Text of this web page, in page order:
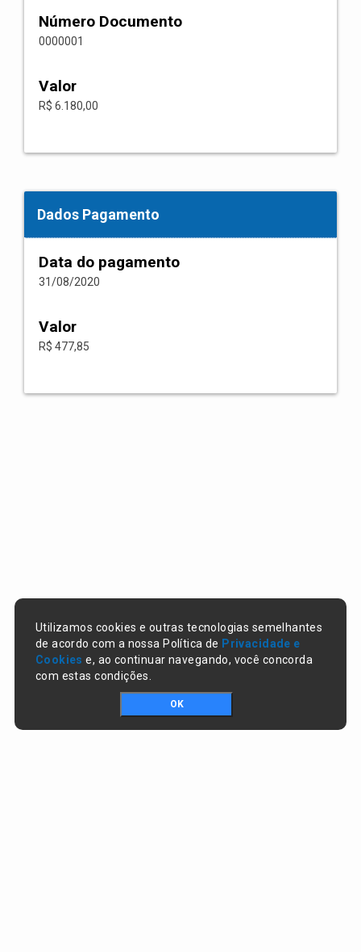
Número Documento
0000001
Valor
R$ 6.180,00
Dados Pagamento
Data do pagamento
31/08/2020
Valor
R$ 477,85
Utilizamos cookies e outras tecnologias semelhantes
de acordo com a nossa Política de Privacidade e
Cookies e, ao continuar navegando, você concorda
com estas condições.
OK